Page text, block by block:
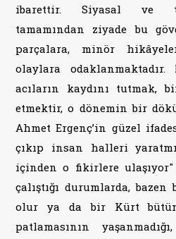
ibarettir. Siyasal ve
tamamından ziyade bu
parçalara, minör
olaylara
acıların kaydını tutmak,
etmektir, o dönemin bir
Ahmet Ergenç’in güzel
çıkıp insan halleri
içinden o fikirlere ulaşıyor"
çalıştığı durumlarda,
olur ya da bir Kürt
patlamasının